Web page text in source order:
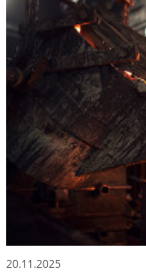
20.11.2025